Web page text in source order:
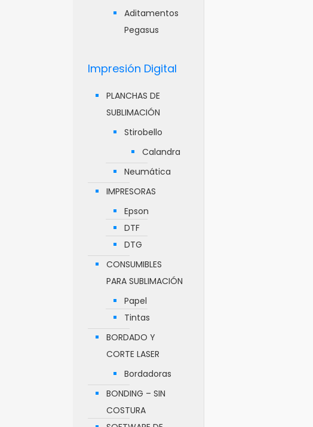
Aditamentos
Pegasus
Impresión Digital
PLANCHAS DE
SUBLIMACIÓN
Stirobello
Calandra
Neumática
IMPRESORAS
Epson
DTF
DTG
CONSUMIBLES
PARA SUBLIMACIÓN
Papel
Tintas
BORDADO Y
CORTE LASER
Bordadoras
BONDING – SIN
COSTURA